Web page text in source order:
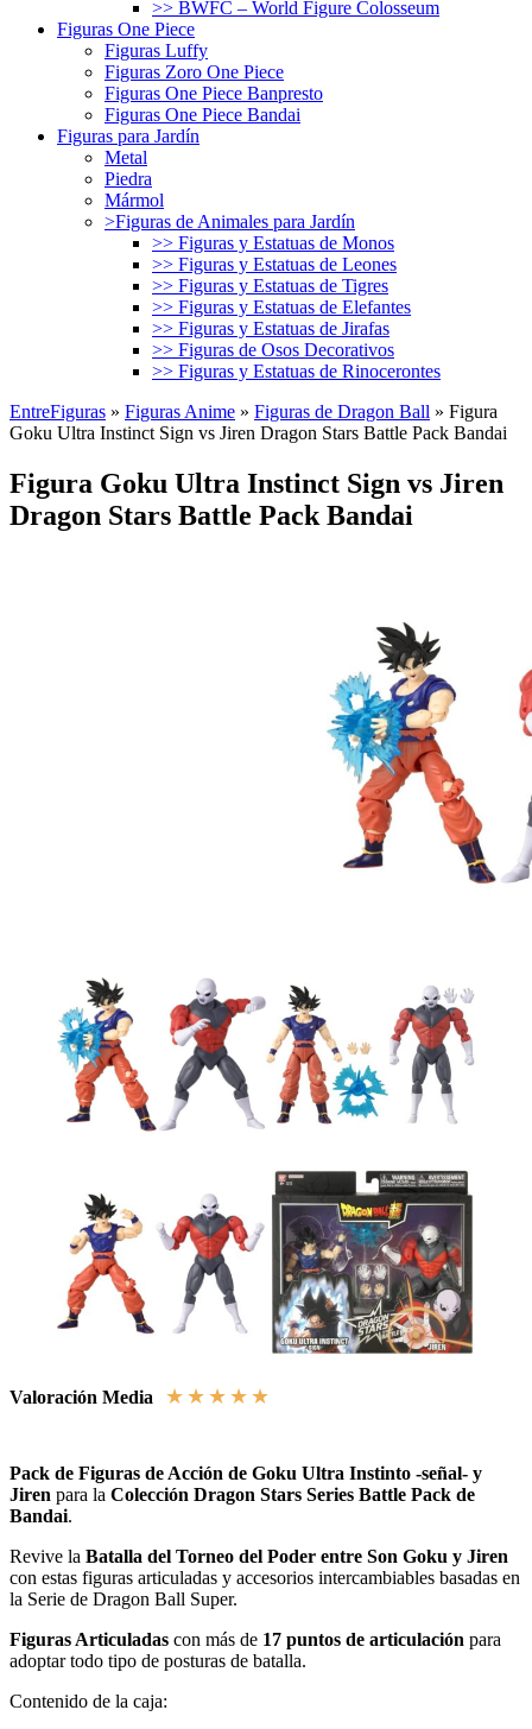
>> BWFC – World Figure Colosseum
Figuras One Piece
Figuras Luffy
Figuras Zoro One Piece
Figuras One Piece Banpresto
Figuras One Piece Bandai
Figuras para Jardín
Metal
Piedra
Mármol
>Figuras de Animales para Jardín
>> Figuras y Estatuas de Monos
>> Figuras y Estatuas de Leones
>> Figuras y Estatuas de Tigres
>> Figuras y Estatuas de Elefantes
>> Figuras y Estatuas de Jirafas
>> Figuras de Osos Decorativos
>> Figuras y Estatuas de Rinocerontes
EntreFiguras » Figuras Anime » Figuras de Dragon Ball » Figura
Goku Ultra Instinct Sign vs Jiren Dragon Stars Battle Pack Bandai
Figura Goku Ultra Instinct Sign vs Jiren
Dragon Stars Battle Pack Bandai
Valoración Media ★ ★ ★ ★ ★
Pack de Figuras de Acción de Goku Ultra Instinto -señal- y
Jiren para la Colección Dragon Stars Series Battle Pack de
Bandai.
Revive la Batalla del Torneo del Poder entre Son Goku y Jiren
con estas figuras articuladas y accesorios intercambiables basadas en
la Serie de Dragon Ball Super.
Figuras Articuladas con más de 17 puntos de articulación para
adoptar todo tipo de posturas de batalla.
Contenido de la caja: